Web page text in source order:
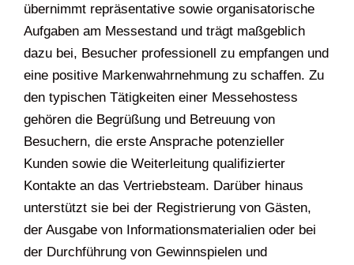
übernimmt repräsentative sowie organisatorische
Aufgaben am Messestand und trägt maßgeblich
dazu bei, Besucher professionell zu empfangen und
eine positive Markenwahrnehmung zu schaffen. Zu
den typischen Tätigkeiten einer Messehostess
gehören die Begrüßung und Betreuung von
Besuchern, die erste Ansprache potenzieller
Kunden sowie die Weiterleitung qualifizierter
Kontakte an das Vertriebsteam. Darüber hinaus
unterstützt sie bei der Registrierung von Gästen,
der Ausgabe von Informationsmaterialien oder bei
der Durchführung von Gewinnspielen und